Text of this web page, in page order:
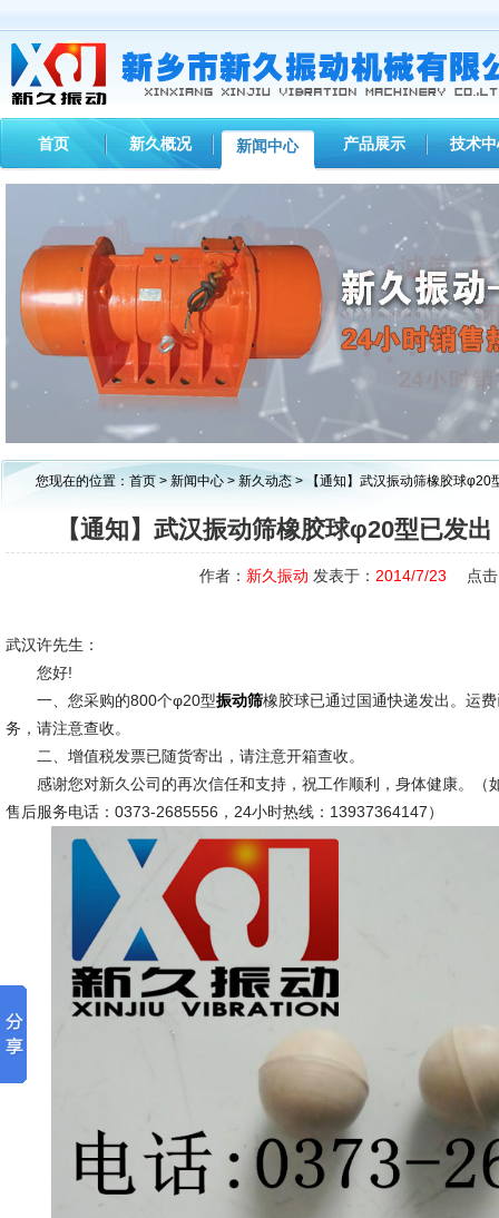
首页 新久概况 新闻中心 产品展示 技术
2
您现在的位置： 首页 > 新闻中心 > 新久动态 > 【通知】武汉振动筛橡胶球φ20
【通知】武汉振动筛橡胶球φ20型已发
作者： 新久振动 发表于： 2014/7/23 点击
武汉许先生：
您好!
一、您采购的800个φ20型振动筛橡胶球已通过国通快递发出。运
务，请注意查收。
二、增值税发票已随货寄出，请注意开箱查收。
感谢您对新久公司的再次信任和支持，祝工作顺利，身体健康。（
售后服务电话：0373-2685556，24小时热线：13937364147）